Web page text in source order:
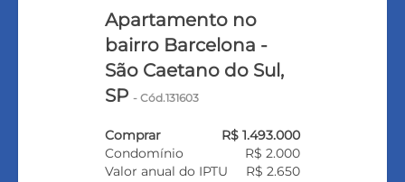
Apartamento no
bairro Barcelona -
São Caetano do Sul,
SP - Cód.131603
Comprar
R$ 1.493.000
Condomínio
R$ 2.000
Valor anual do IPTU
R$ 2.650